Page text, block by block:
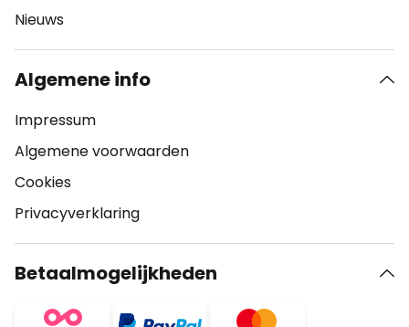
Nieuws
Algemene info
Impressum
Algemene voorwaarden
Cookies
Privacyverklaring
Betaalmogelijkheden